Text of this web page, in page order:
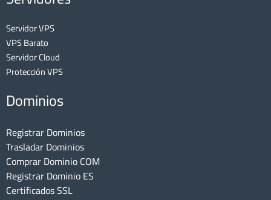
Servidor VPS
VPS Barato
Servidor Cloud
Protección VPS
Dominios
Registrar Dominios
Trasladar Dominios
Comprar Dominio COM
Registrar Dominio ES
Certificados SSL